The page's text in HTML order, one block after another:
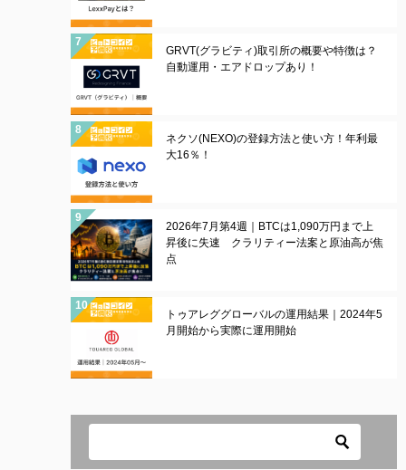
GRVT(グラビティ)取引所の概要や特徴は？
自動運用・エアドロップあり！
ネクソ(NEXO)の登録方法と使い方！年利最
大16％！
2026年7月第4週｜BTCは1,090万円まで上
昇後に失速 クラリティー法案と原油高が焦
点
トゥアレググローバルの運用結果｜2024年5
月開始から実際に運用開始